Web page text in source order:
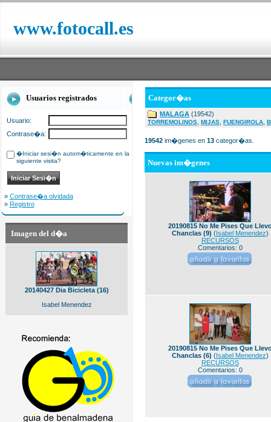
www.fotocall.es
Usuarios registrados
Usuario:
Contrase�a:
�Iniciar sesi�n autom�ticamente en la
siguiente visita?
» Contrase�a olvidada
» Registro
Imagen del d�a
20140427 Dia Bicicleta (16)
Isabel Menendez
Categor�as
MALAGA (19542)
TORREMOLINOS MIJAS FUENGIROLA
19542 im�genes en 13 categor�as.
Nuevas im�genes
20190815 No Me Pises Que
Chanclas (9) (Isabel Menendez)
RECURSOS
Comentarios: 0
20190815 No Me Pises Que
Chanclas (6) (Isabel Menendez)
RECURSOS
Comentarios: 0